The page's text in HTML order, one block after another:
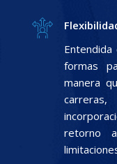
formas
manera
retorno